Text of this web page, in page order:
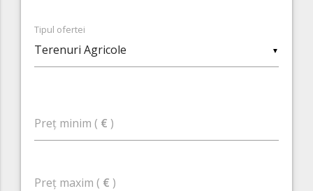
▼
Tipul ofertei
Preț minim ( € )
Preț maxim ( € )